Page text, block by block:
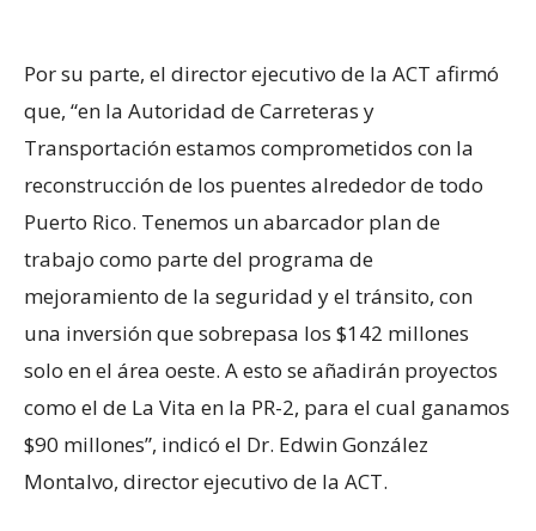
Por su parte, el director ejecutivo de la ACT afirmó
que, “en la Autoridad de Carreteras y
Transportación estamos comprometidos con la
reconstrucción de los puentes alrededor de todo
Puerto Rico. Tenemos un abarcador plan de
trabajo como parte del programa de
mejoramiento de la seguridad y el tránsito, con
una inversión que sobrepasa los $142 millones
solo en el área oeste. A esto se añadirán proyectos
como el de La Vita en la PR-2, para el cual ganamos
$90 millones”, indicó el Dr. Edwin González
Montalvo, director ejecutivo de la ACT.